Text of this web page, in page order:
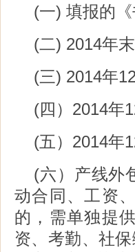
(一) 填报的
(二) 2014年
(三) 2014年
(四）2014年
(五）2014年
(六）产线外
动合同、工资
的，需单独提
资、考勤、社